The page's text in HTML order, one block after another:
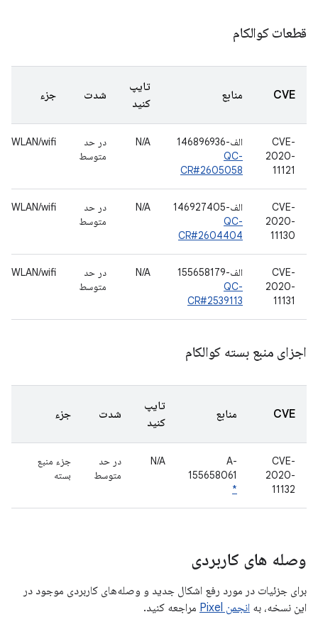
قطعات کوالکام
CVE منابع
تایپ
کنید
شدت جزء
CVE-
2020-
11121
الف-146896936
QC-
CR#2605058
N/A
در حد
متوسط
WLAN/wifi
CVE-
2020-
11130
الف-146927405
QC-
CR#2604404
N/A
در حد
متوسط
WLAN/wifi
CVE-
2020-
11131
الف-155658179
QC-
CR#2539113
N/A
در حد
متوسط
WLAN/wifi
اجزای منبع بسته کوالکام
CVE منابع
تایپ
کنید
شدت جزء
CVE-
2020-
11132
A-
155658061
*
N/A
در حد
متوسط
جزء منبع
بسته
وصله های کاربردی
برای جزئیات در مورد رفع اشکال جدید و وصله‌های کاربردی موجود در
این نسخه، به انجمن Pixel مراجعه کنید.